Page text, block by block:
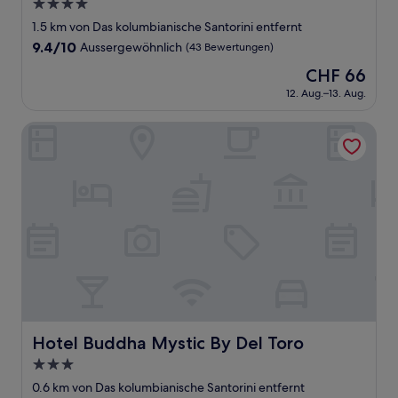
4.0-
Sterne-
Unterkunft
1.5 km von Das kolumbianische Santorini entfernt
9.4
Bewertungen)
9.4/10 Aussergewöhnlich (43 Bewertungen)
Der
Preis
beträgt
CHF 66
12. Aug.–13. Aug.
Hotel Buddha Mystic By Del Toro
Hotel Buddha Mystic By Del Toro
3.0-
Sterne-
0.6 km von Das kolumbianische Santorini entfernt